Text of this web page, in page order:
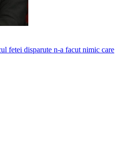
fetei disparute n-a facut nimic care